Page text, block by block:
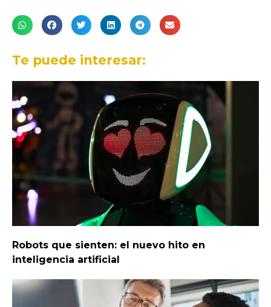
Te puede interesar:
Robots que sienten: el nuevo hito en
inteligencia artificial